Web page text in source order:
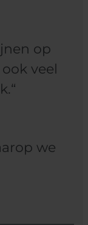
op
veel
we